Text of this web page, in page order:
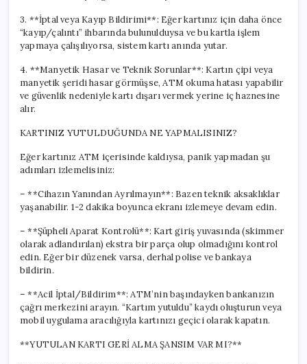
3. **İptal veya Kayıp Bildirimi**: Eğer kartınız için daha önce
“kayıp/çalıntı” ihbarında bulunulduysa ve bu kartla işlem
yapmaya çalışılıyorsa, sistem kartı anında yutar.
4. **Manyetik Hasar ve Teknik Sorunlar**: Kartın çipi veya
manyetik şeridi hasar görmüşse, ATM okuma hatası yapabilir
ve güvenlik nedeniyle kartı dışarı vermek yerine iç haznesine
alır.
KARTINIZ YUTULDUĞUNDA NE YAPMALISINIZ?
Eğer kartınız ATM içerisinde kaldıysa, panik yapmadan şu
adımları izlemelisiniz:
– **Cihazın Yanından Ayrılmayın**: Bazen teknik aksaklıklar
yaşanabilir. 1-2 dakika boyunca ekranı izlemeye devam edin.
– **Şüpheli Aparat Kontrolü**: Kart giriş yuvasında (skimmer
olarak adlandırılan) ekstra bir parça olup olmadığını kontrol
edin. Eğer bir düzenek varsa, derhal polise ve bankaya
bildirin.
– **Acil İptal/Bildirim**: ATM’nin başındayken bankanızın
çağrı merkezini arayın. “Kartım yutuldu” kaydı oluşturun veya
mobil uygulama aracılığıyla kartınızı geçici olarak kapatın.
**YUTULAN KARTI GERİ ALMA ŞANSIM VAR MI?**